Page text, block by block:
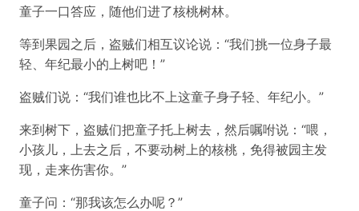
童子一口答应，随他们进了核桃树林。
等到果园之后，盗贼们相互议论说：“我们挑一位身子最
轻、年纪最小的上树吧！”
盗贼们说：“我们谁也比不上这童子身子轻、年纪小。”
来到树下，盗贼们把童子托上树去，然后嘱咐说：“喂，
小孩儿，上去之后，不要动树上的核桃，免得被园主发
现，走来伤害你。”
童子问：“那我该怎么办呢？”